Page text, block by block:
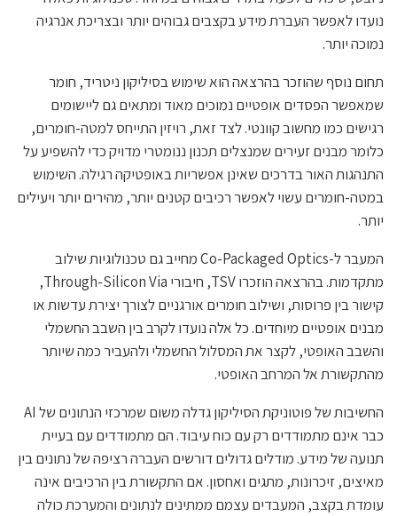
נועדו לאפשר העברת מידע בקצבים גבוהים יותר ובצריכת אנרגיה
נמוכה יותר.
תחום נוסף שהוזכר בהרצאה הוא שימוש בסיליקון ניטריד, חומר
שמאפשר הפסדים אופטיים נמוכים מאוד ומתאים גם ליישומים
רגישים כמו מחשוב קוונטי. לצד זאת, רויזין התייחס למטה-חומרים,
כלומר מבנים זעירים שמנצלים תכנון ננומטרי מדויק כדי להשפיע על
התנהגות האור בדרכים שאינן אפשריות באופטיקה רגילה. השימוש
במטה-חומרים עשוי לאפשר רכיבים קטנים יותר, מהירים יותר ויעילים
יותר.
המעבר ל-Co-Packaged Optics מחייב גם טכנולוגיות שילוב
מתקדמות. בהרצאה הוזכרו TSV, חיבורי Through-Silicon Via,
קישור בין פרוסות, ושילוב חומרים אורגניים לצורך יצירת עדשות או
מבנים אופטיים מיוחדים. כל אלה נועדו לקרב בין השבב החשמלי
והשבב האופטי, לקצר את המסלול החשמלי ולהעביר כמה שיותר
מהתקשורת אל המרחב האופטי.
החשיבות של פוטוניקת הסיליקון גדלה משום שמרכזי הנתונים של AI
כבר אינם מתמודדים רק עם כוח עיבוד. הם מתמודדים עם בעיית
תנועה של מידע. מודלים גדולים דורשים העברה רציפה של נתונים בין
מאיצים, זיכרונות, מתגים ואחסון. אם התקשורת בין הרכיבים אינה
עומדת בקצב, המעבדים עצמם ממתינים לנתונים והמערכת כולה